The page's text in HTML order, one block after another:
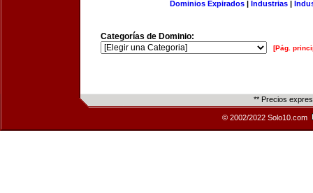
Dominios Expirados | Industrias |
Categorías de Dominio:
[Pág.
** Precios
© 2002/2022 Solo10.com